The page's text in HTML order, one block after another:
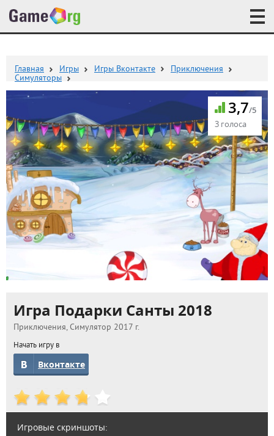
Главная Игры Игры Вконтакте
Приключения
Симуляторы
3,7/5
3 голоса
Игра Подарки Санты 2018
Приключения, Симулятор 2017 г.
Начать игру в
Вконтакте
Игровые скриншоты: